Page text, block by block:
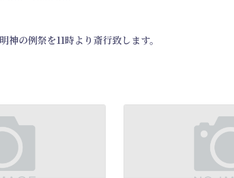
の例祭を11時より斎行致します。